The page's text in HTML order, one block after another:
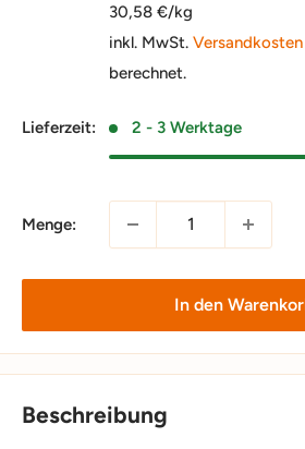
30,58 €/kg
inkl. MwSt. Versandkosten
berechnet.
Lieferzeit: 2 - 3 Werktage
Menge:
In den
Beschreibung